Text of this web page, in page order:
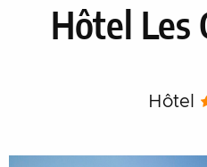
Hôtel Les
Hôtel